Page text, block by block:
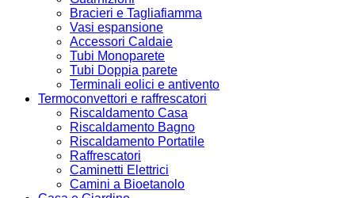
Bracieri e Tagliafiamma
Vasi espansione
Accessori Caldaie
Tubi Monoparete
Tubi Doppia parete
Terminali eolici e antivento
Termoconvettori e raffrescatori
Riscaldamento Casa
Riscaldamento Bagno
Riscaldamento Portatile
Raffrescatori
Caminetti Elettrici
Camini a Bioetanolo